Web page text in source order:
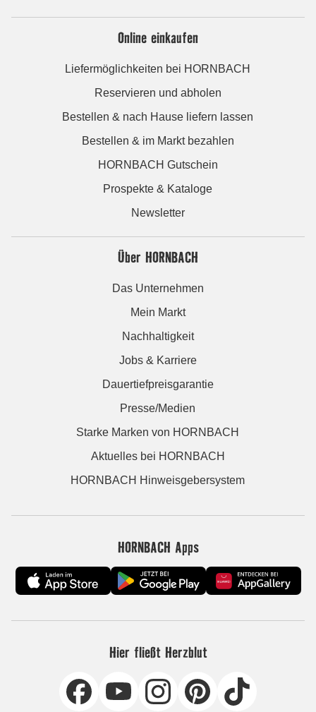
Online einkaufen
Liefermöglichkeiten bei HORNBACH
Reservieren und abholen
Bestellen & nach Hause liefern lassen
Bestellen & im Markt bezahlen
HORNBACH Gutschein
Prospekte & Kataloge
Newsletter
Über HORNBACH
Das Unternehmen
Mein Markt
Nachhaltigkeit
Jobs & Karriere
Dauertiefpreisgarantie
Presse/Medien
Starke Marken von HORNBACH
Aktuelles bei HORNBACH
HORNBACH Hinweisgebersystem
HORNBACH Apps
Hier fließt Herzblut